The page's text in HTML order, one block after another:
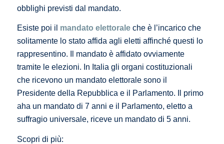
obblighi previsti dal mandato.
Esiste poi il mandato elettoraleche è l’incarico che
solitamente lo stato affida agli eletti affinché questi lo
rappresentino. Il mandato è affidato ovviamente
tramite le elezioni. In Italia gli organi costituzionali
che ricevono un mandato elettorale sono il
Presidente della Repubblica e il Parlamento. Il primo
aha un mandato di 7 anni e il Parlamento, eletto a
suffragio universale, riceve un mandato di 5 anni.
Scopri di più: